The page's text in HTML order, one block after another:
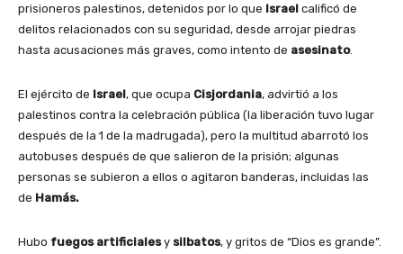
prisioneros palestinos, detenidos por lo que Israel calificó de
delitos relacionados con su seguridad, desde arrojar piedras
hasta acusaciones más graves, como intento de asesinato.
El ejército de Israel, que ocupa Cisjordania, advirtió a los
palestinos contra la celebración pública (la liberación tuvo lugar
después de la 1 de la madrugada), pero la multitud abarrotó los
autobuses después de que salieron de la prisión; algunas
personas se subieron a ellos o agitaron banderas, incluidas las
de Hamás.
Hubo fuegos artificialesy silbatos, y gritos de “Dios es grande”.